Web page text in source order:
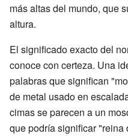
más altas del mundo, que
altura.
El significado exacto del
conoce con certeza. Una
palabras que significan
de metal usado en
cimas se parecen a un
que podría significar "reina